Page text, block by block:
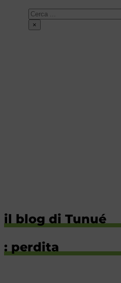
Cerca
×
il blog di Tunué
: perdita